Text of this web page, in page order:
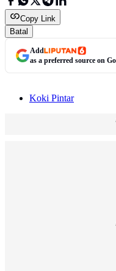
Copy Link
Batal
Add
as a preferred source on
Koki Pintar